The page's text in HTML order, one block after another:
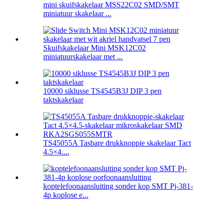
mini skuifskakelaar MSS22C02 SMD/SMT
miniatuur skakelaar ...
Skuifskakelaar Mini MSK12C02
miniatuurskakelaar met ...
10000 siklusse TS4545B3J DIP 3 pen
taktskakelaar
TS45055A Tasbare drukknoppie skakelaar Tact
4.5×4....
koptelefoonaansluiting sonder kop SMT Pj-381-
4p koplose e...